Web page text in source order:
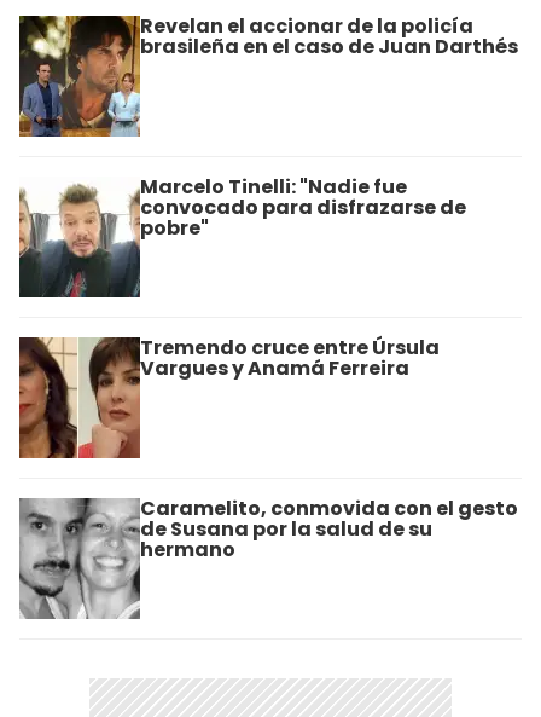
Revelan el accionar de la policía
brasileña en el caso de Juan Darthés
Marcelo Tinelli: "Nadie fue
convocado para disfrazarse de
pobre"
Tremendo cruce entre Úrsula
Vargues y Anamá Ferreira
Caramelito, conmovida con el gesto
de Susana por la salud de su
hermano